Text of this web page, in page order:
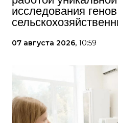
исследования генов
07 августа 2026, 10:59